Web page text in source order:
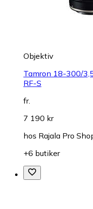
Objektiv
Tamron 18-300/
RF-S
fr.
7 190 kr
hos Rajala Pro
+6 butiker